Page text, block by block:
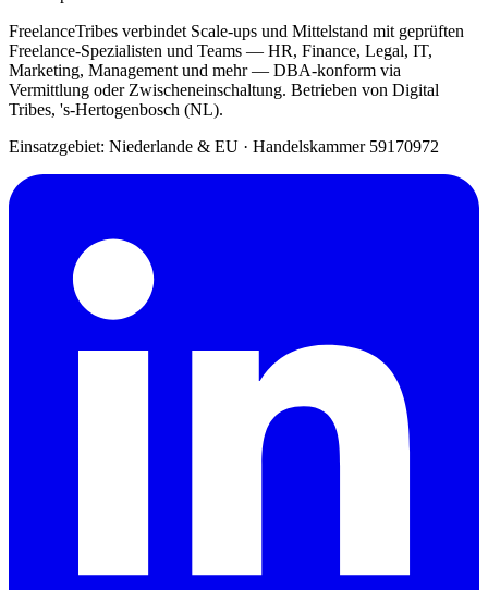
FreelanceTribes verbindet Scale-ups und Mittelstand mit geprüften
Freelance-Spezialisten und Teams — HR, Finance, Legal, IT,
Marketing, Management und mehr — DBA-konform via
Vermittlung oder Zwischeneinschaltung. Betrieben von Digital
Tribes, 's-Hertogenbosch (NL).
Einsatzgebiet: Niederlande & EU · Handelskammer 59170972